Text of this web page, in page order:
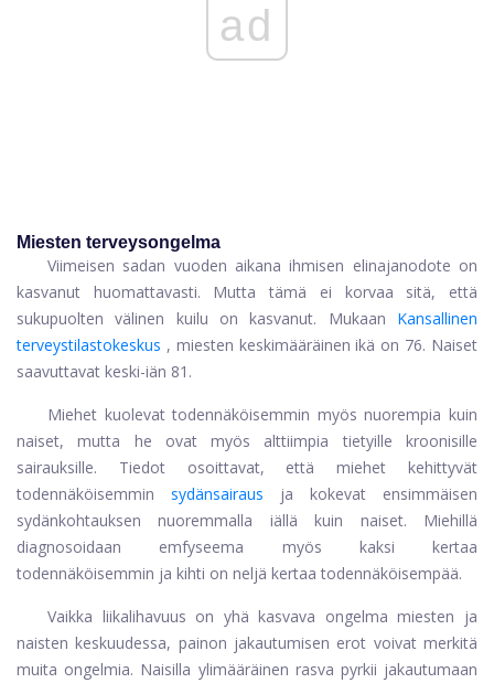
ad
Miesten terveysongelma
Viimeisen sadan vuoden aikana ihmisen elinajanodote on
kasvanut huomattavasti. Mutta tämä ei korvaa sitä, että
sukupuolten välinen kuilu on kasvanut. Mukaan
Kansallinen
terveystilastokeskus , miesten keskimääräinen ikä on 76. Naiset
saavuttavat keski-iän 81.
Miehet kuolevat todennäköisemmin myös nuorempia kuin
naiset, mutta he ovat myös alttiimpia tietyille kroonisille
sairauksille. Tiedot osoittavat, että miehet kehittyvät
todennäköisemmin
sydänsairaus
ja kokevat ensimmäisen
sydänkohtauksen nuoremmalla iällä kuin naiset. Miehillä
diagnosoidaan emfyseema myös kaksi kertaa
todennäköisemmin ja kihti on neljä kertaa todennäköisempää.
Vaikka liikalihavuus on yhä kasvava ongelma miesten ja
naisten keskuudessa, painon jakautumisen erot voivat merkitä
muita ongelmia. Naisilla ylimääräinen rasva pyrkii jakautumaan